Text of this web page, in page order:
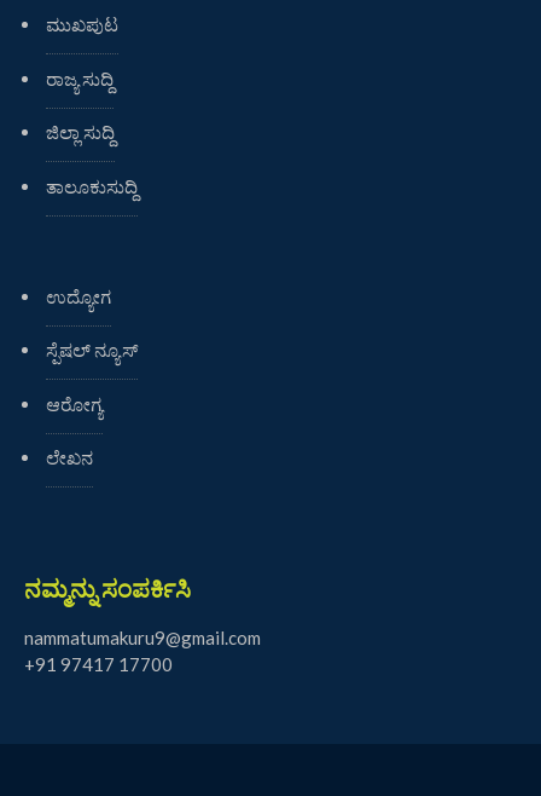
ಮುಖಪುಟ
ರಾಜ್ಯ ಸುದ್ದಿ
ಜಿಲ್ಲಾ ಸುದ್ದಿ
ತಾಲೂಕುಸುದ್ದಿ
ಉದ್ಯೋಗ
ಸ್ಪೆಷಲ್ ನ್ಯೂಸ್
ಆರೋಗ್ಯ
ಲೇಖನ
ನಮ್ಮನ್ನು ಸಂಪರ್ಕಿಸಿ
nammatumakuru9@gmail.com
+91 97417 17700